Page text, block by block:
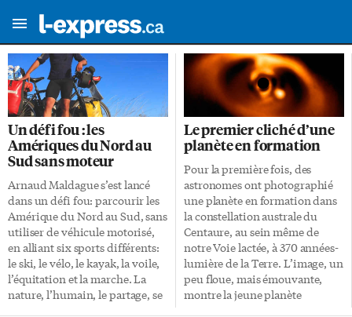
Un défi fou : les
Amériques du Nord au
Sud sans moteur
Arnaud Maldague s’est lancé
dans un défi fou: parcourir les
Amérique du Nord au Sud, sans
utiliser de véhicule motorisé,
en alliant six sports différents:
le ski, le vélo, le kayak, la voile,
l’équitation et la marche. La
nature, l’humain, le partage, se
Le premier cliché d’une
planète en formation
Pour la première fois, des
astronomes ont photographié
une planète en formation dans
la constellation australe du
Centaure, au sein même de
notre Voie lactée, à 370 années-
lumière de la Terre. L’image, un
peu floue, mais émouvante,
montre la jeune planète